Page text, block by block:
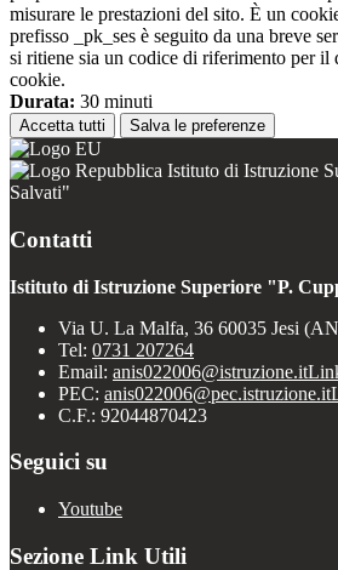
misurare le prestazioni del sito. È un
prefisso _pk_ses è seguito da una breve
si ritiene sia un codice di riferimento per il
cookie.
Durata: 30 minuti
Accetta tutti Salva le preferenze
Istituto di Istruzione
Salvati"
Contatti
Istituto di Istruzione Superiore "P.
Via U. La Malfa, 36 60035 Jesi
Tel: 0731 207264
Email: anis022006@istruzione.it
PEC: anis022006@pec.istruzione.it
C.F.: 92044870423
Seguici su
Youtube
Sezione Link Utili